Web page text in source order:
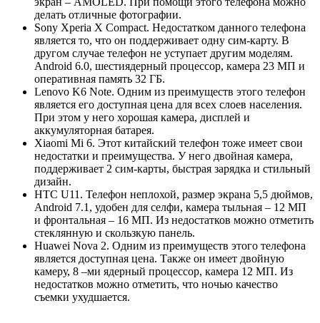
делать отличные фотографии.
Sony Xperia X Compact. Недостатком данного телефона
является то, что он поддерживает одну сим-карту. В
другом случае телефон не уступает другим моделям.
Android 6.0, шестиядерный процессор, камера 23 МП и
оперативная память 32 ГБ.
Lenovo K6 Note. Одним из преимуществ этого телефон
является его доступная цена для всех слоев населения.
При этом у него хорошая камера, дисплей и
аккумуляторная батарея.
Xiaomi Mi 6. Этот китайский телефон тоже имеет свои
недостатки и преимущества. У него двойная камера,
поддерживает 2 сим-карты, быстрая зарядка и стильный
дизайн.
HTC U11. Телефон неплохой, размер экрана 5,5 дюймов,
Android 7.1, удобен для селфи, камера тыльная – 12 МП
и фронтальная – 16 МП. Из недостатков можно отметить
стеклянную и скользкую панель.
Huawei Nova 2. Одним из преимуществ этого телефона
является доступная цена. Также он имеет двойную
камеру, 8 –ми ядерный процессор, камера 12 МП. Из
недостатков можно отметить, что ночью качество
съемки ухудшается.